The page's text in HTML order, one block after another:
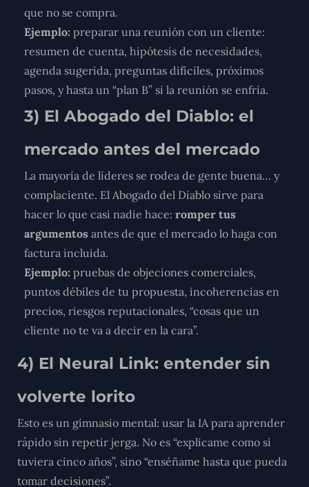
que no se compra.
Ejemplo: preparar una reunión con un cliente:
resumen de cuenta, hipótesis de necesidades,
agenda sugerida, preguntas difíciles, próximos
pasos, y hasta un “plan B” si la reunión se enfría.
3) El Abogado del Diablo: el
mercado antes del mercado
La mayoría de líderes se rodea de gente buena… y
complaciente. El Abogado del Diablo sirve para
hacer lo que casi nadie hace: romper tus
argumentos antes de que el mercado lo haga con
factura incluida.
Ejemplo: pruebas de objeciones comerciales,
puntos débiles de tu propuesta, incoherencias en
precios, riesgos reputacionales, “cosas que un
cliente no te va a decir en la cara”.
4) El Neural Link: entender sin
volverte lorito
Esto es un gimnasio mental: usar la IA para aprender
rápido sin repetir jerga. No es “explícame como si
tuviera cinco años”, sino “enséñame hasta que pueda
tomar decisiones”.